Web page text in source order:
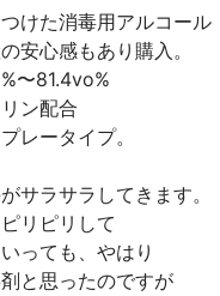
けた消毒用アルコール
安心感もあり購入。
〜81.4vo%
ン配合
レータイプ。
サラサラしてきます。
リピリして
っても、やはり
と思ったのですが